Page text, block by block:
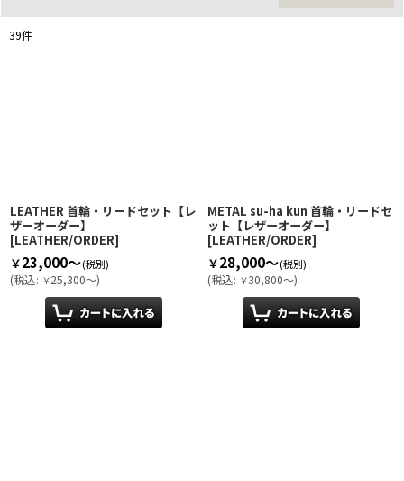
39件
LEATHER 首輪・リードセット【レ
ザーオーダー】
[LEATHER/ORDER]
￥23,000～(税別)
(税込: ￥25,300～)
METAL su-ha kun 首輪・リードセ
ット【レザーオーダー】
[LEATHER/ORDER]
￥28,000～(税別)
(税込: ￥30,800～)